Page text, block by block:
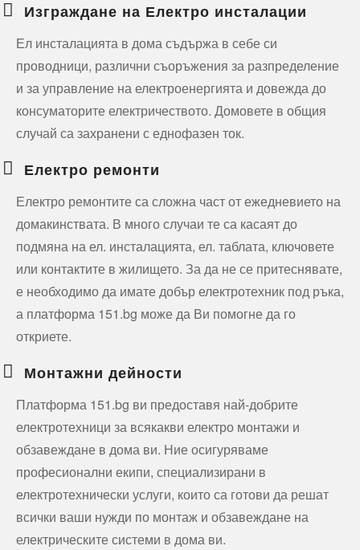
Изграждане на Електро инсталации
Ел инсталацията в дома съдържа в себе си
проводници, различни съоръжения за разпределение
и за управление на електроенергията и довежда до
консуматорите електричеството. Домовете в общия
случай са захранени с еднофазен ток.
Електро ремонти
Електро ремонтите са сложна част от ежедневието на
домакинствата. В много случаи те са касаят до
подмяна на ел. инсталацията, ел. таблата, ключовете
или контактите в жилището. За да не се притеснявате,
е необходимо да имате добър електротехник под ръка,
а платформа 151.bg може да Ви помогне да го
откриете.
Монтажни дейности
Платформа 151.bg ви предоставя най-добрите
електротехници за всякакви електро монтажи и
обзавеждане в дома ви. Ние осигуряваме
професионални екипи, специализирани в
електротехнически услуги, които са готови да решат
всички ваши нужди по монтаж и обзавеждане на
електрическите системи в дома ви.